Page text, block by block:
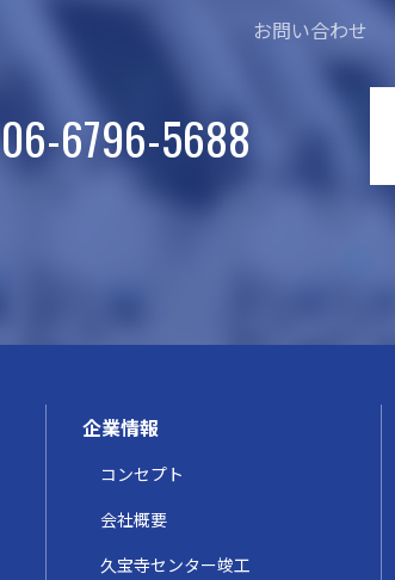
お問い合わせ
06-6796-5688
企業情報
コンセプト
会社概要
久宝寺センター竣工